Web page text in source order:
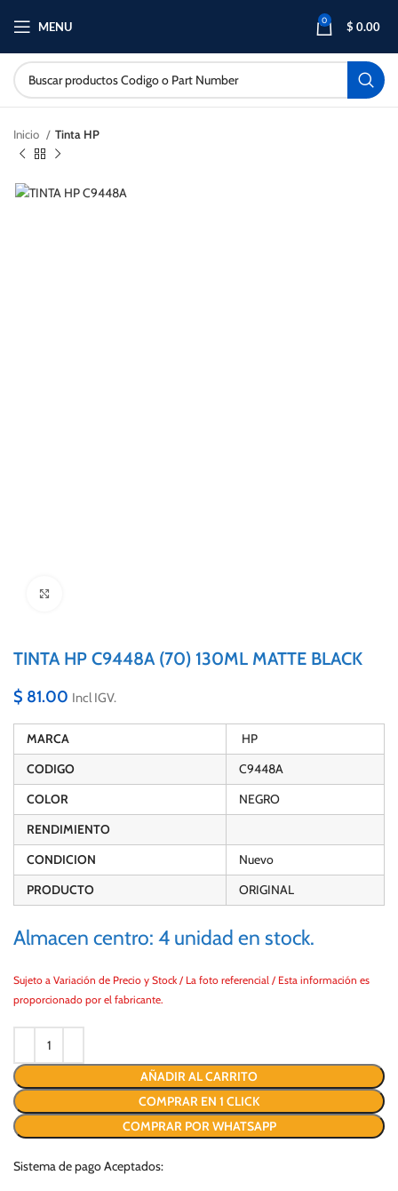
MENU 0 $ 0.00
Inicio Tinta HP
TINTA HP C9448A (70) 130ML MATTE BLACK
$ 81.00 Incl IGV.
MARCA
HP
CODIGO
C9448A
COLOR
NEGRO
RENDIMIENTO
CONDICION
Nuevo
PRODUCTO
ORIGINAL
Almacen centro: 4 unidad en stock.
Sujeto a Variación de Precio y Stock / La foto referencial / Esta información es
proporcionado por el fabricante.
AÑADIR AL CARRITO
COMPRAR EN 1 CLICK
COMPRAR POR WHATSAPP
Sistema de pago Aceptados: